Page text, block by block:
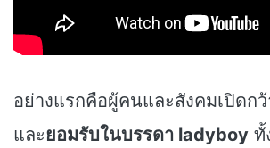
อย่างแรกคือผู้คนและสังคมเปิดกว้
และยอมรับในบรรดา ladyboy ทั้